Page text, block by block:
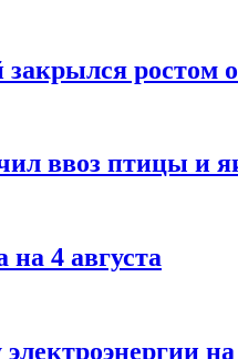
ростом
ввоз птицы и
4 августа